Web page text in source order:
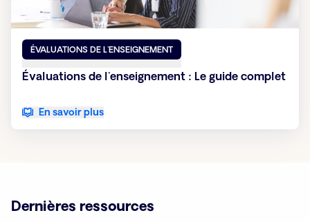
ÉVALUATIONS DE L'ENSEIGNEMENT
Évaluations de l'enseignement : Le guide complet
En savoir plus
Dernières ressources